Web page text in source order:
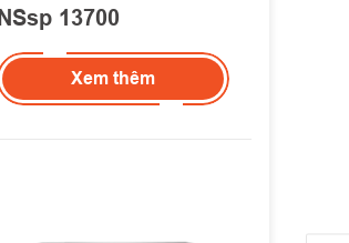
NSsp 13700
Xem thêm